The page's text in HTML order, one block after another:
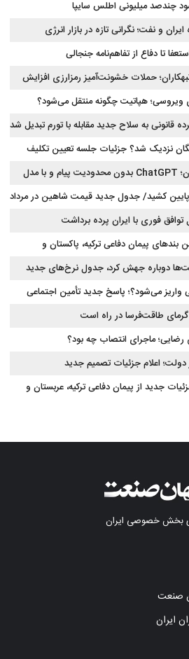
چندصد میلیونی اطلس سایپا
و نفت؛ نگرانی تازه در بازار انرژی
تا دفاع از تفاهم‌نامه جنجالی
حملات خشونت‌آمیز رمزارزی افزایش
ویروسی؛ هپاتیت چگونه منتقل می‌شود؟
قانونی به سلاح جدید مقابله با تورم تبدیل شد
نزدیک شد؟ جزئیات جلسه تعیین تکلیف
هدیه بزرگ OpenAI به کاربران؛ ChatGPT بدون محدودیت پیام و با مدل
کشید/ جدول جدید قیمت شاهین در مرداد
توافق فوری با ایران پرده برداشت
بندهای پیمان دفاعی ترکیه، پاکستان و
دوباره جهش کرد، جدول نرخ‌های جدید
واریز می‌شود؟؛ پاسخ جدید تأمین اجتماعی
ماجرای انتصاب چه بود؟
دولت؛ اعلام جزئیات تصمیم جدید
جدید از پیمان دفاعی ترکیه، عربستان و
بخش خصوصی ایران
صنعت
ایران